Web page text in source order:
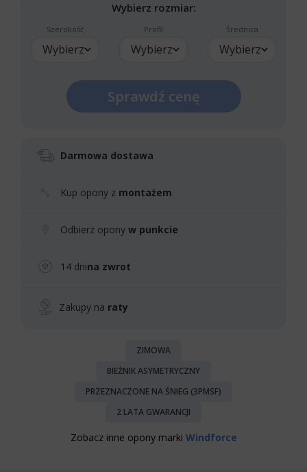
Wybierz rozmiar:
Szerokość
Wybierz
Profil
Wybierz
Średnica
Wybierz
Sprawdź cenę
Darmowa dostawa
Kup opony z montażem
Odbierz opony w punkcie
14 dnina zwrot
Zakupy na raty
ZIMOWA
BIEŻNIK ASYMETRYCZNY
PRZEZNACZONE NA ŚNIEG (3PMSF)
2 LATA GWARANCJI
Zobacz inne opony marki Windforce